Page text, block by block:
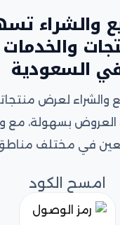
والشراء
السعودية
والشراء لعرض
العروض بسهولة، مع
في مختلف
امسح الكود